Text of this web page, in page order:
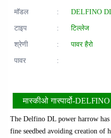
मॉडल
:
DELFINO
टाइप
:
टिल्लेज
श्रेणी
:
पावर हैरो
पावर
:
मास्कीओ गास्पार्दो-
The Delfino DL power harrow
fine seedbed avoiding creation of